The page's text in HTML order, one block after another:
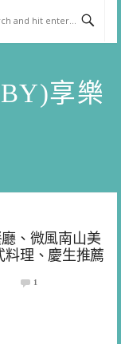
享樂
、微風南山美
料理、慶生推薦
1